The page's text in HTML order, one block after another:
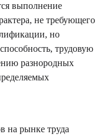
выполнение
не требующего
но
трудовую
разнородных
на рынке труда